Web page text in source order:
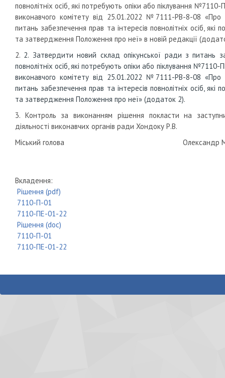
повнолітніх осіб, які потребують опіки або піклування
виконавчого комітету від 25.01.2022 №7111-РВ-8-08 «Про
питань забезпечення прав та інтересів повнолітніх осіб, які
та затвердження Положення про неї» в новій редакції
2. 2. Затвердити новий складопікунської ради з питань
повнолітніх осіб, які потребують опіки або піклування
виконавчого комітету від 25.01.2022 №7111-РВ-8-08 «Про
питань забезпечення прав та інтересів повнолітніх осіб, які
та затвердження Положення про неї» (додаток 2).
3. Контроль за виконанням рішення покласти на
діяльності виконавчих органів ради Хондоку Р.В.
Міський голова Олександр
Вкладення:
Рішення (pdf)
7110-П-01
7110-ПЕ-01-22
Рішення (doc)
7110-П-01
7110-ПЕ-01-22